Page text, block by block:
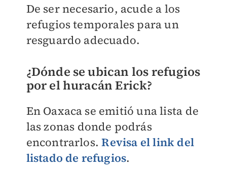
De ser necesario, acude a los
refugios temporales para un
resguardo adecuado.
¿Dónde se ubican los refugios
por el huracán Erick?
En Oaxaca se emitió una lista de
las zonas donde podrás
encontrarlos.Revisa el link del
listado de refugios.